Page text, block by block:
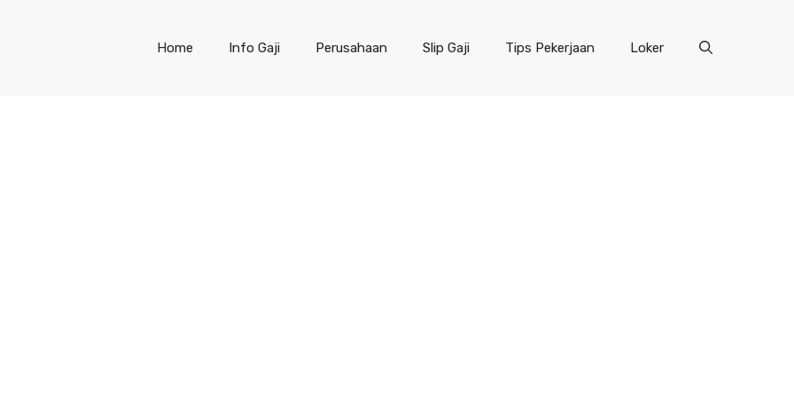
Home Info Gaji Perusahaan Slip Gaji Tips Pekerjaan Loker